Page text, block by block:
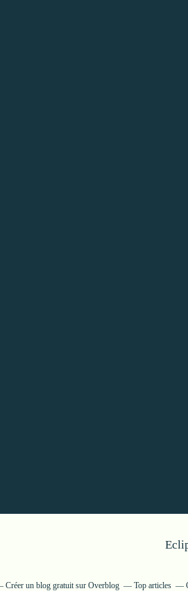
Créer un blog gratuit sur Overblog Top articles